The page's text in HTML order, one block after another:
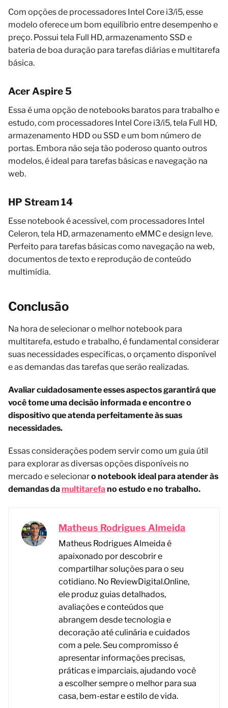
Com opções de processadores Intel Core i3/i5, esse
modelo oferece um bom equilíbrio entre desempenho e
preço. Possui tela Full HD, armazenamento SSD e
bateria de boa duração para tarefas diárias e multitarefa
básica.
Acer Aspire 5
Essa é uma opção de notebooks baratos para trabalho e
estudo, com processadores Intel Core i3/i5, tela Full HD,
armazenamento HDD ou SSD e um bom número de
portas. Embora não seja tão poderoso quanto outros
modelos, é ideal para tarefas básicas e navegação na
web.
HP Stream 14
Esse notebook é acessível, com processadores Intel
Celeron, tela HD, armazenamento eMMC e design leve.
Perfeito para tarefas básicas como navegação na web,
documentos de texto e reprodução de conteúdo
multimídia.
Conclusão
Na hora de selecionar o melhor notebook para
multitarefa, estudo e trabalho, é fundamental considerar
suas necessidades específicas, o orçamento disponível
e as demandas das tarefas que serão realizadas.
Avaliar cuidadosamente esses aspectos garantirá que
você tome uma decisão informada e encontre o
dispositivo que atenda perfeitamente às suas
necessidades.
Essas considerações podem servir como um guia útil
para explorar as diversas opções disponíveis no
mercado e selecionaro notebook ideal para atender às
demandas da multitarefa no estudo e no trabalho.
Matheus Rodrigues Almeida
Matheus Rodrigues Almeida é
apaixonado por descobrir e
compartilhar soluções para o seu
cotidiano. No ReviewDigital.Online,
ele produz guias detalhados,
avaliações e conteúdos que
abrangem desde tecnologia e
decoração até culinária e cuidados
com a pele. Seu compromisso é
apresentar informações precisas,
práticas e imparciais, ajudando você
a escolher sempre o melhor para sua
casa, bem-estar e estilo de vida.